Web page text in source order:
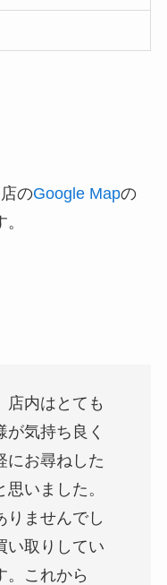
のGoogle Mapの
店内はとても
気持ち良く
にお尋ねした
いました。
りませんでし
い取りしてい
。これから